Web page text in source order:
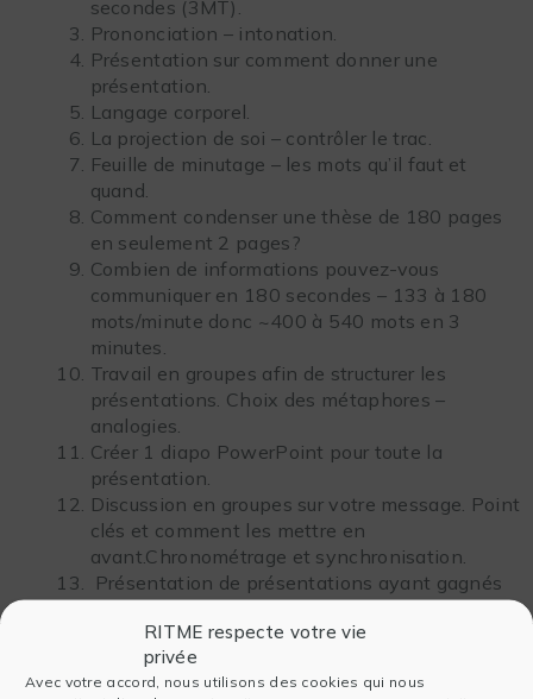
RITME respecte votre vie
privée
Avec votre accord, nous utilisons des cookies qui nous
secondes (3MT).
Prononciation – intonation.
Présentation sur comment donner une
présentation.
Langage corporel.
La projection de soi – contrôler le trac.
Feuille de minutage – les mots qu’il faut et
quand.
Comment condenser une thèse de 180 pages
en seulement 2 pages?
Combien de informations pouvez-vous
communiquer en 180 secondes – 133 à 180
mots/minute donc ~400 à 540 mots en 3
minutes.
Travail en groupes afin de structurer les
présentations. Choix des métaphores –
analogies.
Créer 1 diapo PowerPoint pour toute la
présentation.
Discussion en groupes sur votre message. Point
clés et comment les mettre en
avant.Chronométrage et synchronisation.
Présentation de présentations ayant gagnés
des prix.
Chaque stagiaire donne sa présentation au
moins deux fois.